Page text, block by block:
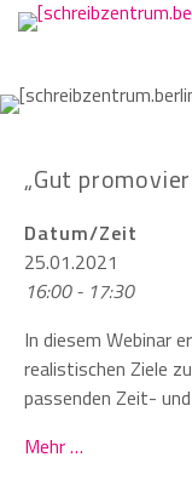
„Gut
Datum/Zeit
25.01.2021
16:00 - 17:30
In diesem Webinar
realistischen Ziele
passenden Zeit-
Mehr …